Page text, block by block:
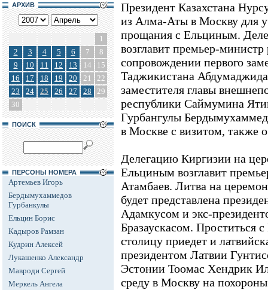
АРХИВ
1
2
3 4 5 6 7
8
9
10 11 12 13 14
15
16
17 18 19 20 21
22
23
24 25 26 27 28
29
30
ПОИСК
ПЕРСОНЫ НОМЕРА
Артемьев Игорь
Бердымухаммедов
Гурбанкулы
Ельцин Борис
Кадыров Рамзан
Кудрин Алексей
Лукашенко Александр
Мавроди Сергей
Меркель Ангела
Президент Казахстана
из Алма-Аты в Москву для
прощания с Ельциным.
возглавит премьер-
сопровождении первого
Таджикистана
заместителя главы
республики Саймумина
Гурбангулы
в Москве с визитом, также
Делегацию Киргизии на
Ельциным возглавит
Атамбаев. Литва на
будет представлена
Адамкусом и экс-
Бразаускасом. Проститься
столицу приедет и
президентом Латвии
Эстонии Тоомас Хендрик
среду в Москву на